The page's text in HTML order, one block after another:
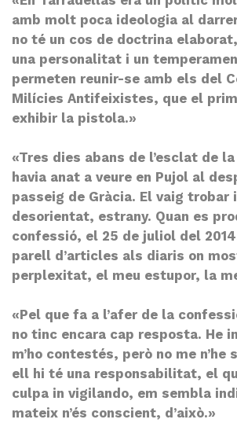
amb molt poca ideologia al
no té un cos de doctrina
una personalitat i un
permeten reunir-se amb els del
Milícies Antifeixistes, que el
exhibir la pistola.»
«Tres dies abans de l’esclat de la
havia anat a veure en Pujol al
passeig de Gràcia. El vaig trobar
desorientat, estrany. Quan es
confessió, el 25 de juliol del
parell d’articles als diaris on
perplexitat, el meu estupor, la
«Pel que fa a l’afer de la
no tinc encara cap resposta. He
m’ho contestés, però no me
ell hi té una responsabilitat, el
culpa in vigilando, em sembla
mateix n’és conscient, d’això.»